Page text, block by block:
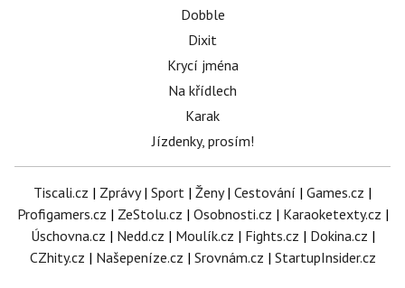
Dobble
Dixit
Krycí jména
Na křídlech
Karak
Jízdenky, prosím!
Tiscali.cz | Zprávy| Sport | Ženy| Cestování | Games.cz |
Profigamers.cz | ZeStolu.cz | Osobnosti.cz | Karaoketexty.cz |
Úschovna.cz | Nedd.cz | Moulík.cz | Fights.cz | Dokina.cz |
CZhity.cz | Našepeníze.cz | Srovnám.cz | StartupInsider.cz